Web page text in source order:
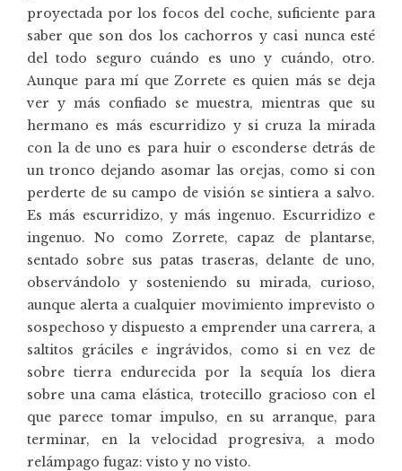
proyectada por los focos del coche, suficiente para
saber que son dos los cachorros y casi nunca esté
del todo seguro cuándo es uno y cuándo, otro.
Aunque para mí que Zorrete es quien más se deja
ver y más confiado se muestra, mientras que su
hermano es más escurridizo y si cruza la mirada
con la de uno es para huir o esconderse detrás de
un tronco dejando asomar las orejas, como si con
perderte de su campo de visión se sintiera a salvo.
Es más escurridizo, y más ingenuo. Escurridizo e
ingenuo. No como Zorrete, capaz de plantarse,
sentado sobre sus patas traseras, delante de uno,
observándolo y sosteniendo su mirada, curioso,
aunque alerta a cualquier movimiento imprevisto o
sospechoso y dispuesto a emprender una carrera, a
saltitos gráciles e ingrávidos, como si en vez de
sobre tierra endurecida por la sequía los diera
sobre una cama elástica, trotecillo gracioso con el
que parece tomar impulso, en su arranque, para
terminar, en la velocidad progresiva, a modo
relámpago fugaz: visto y no visto.